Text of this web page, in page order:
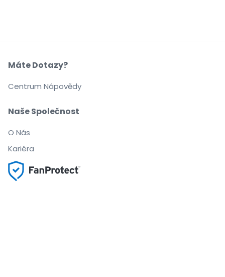
Naše Společnost
O Nás
Kariéra
Máte Dotazy?
Centrum Nápovědy